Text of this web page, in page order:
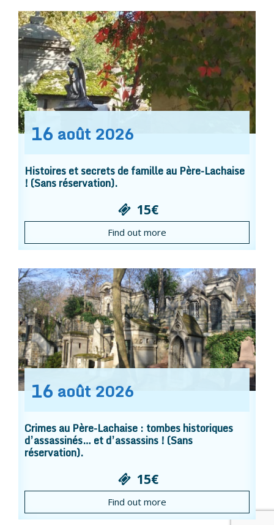
16 août 2026
Histoires et secrets de famille au Père-Lachaise
! (Sans réservation).
15€
Find out more
16 août 2026
Crimes au Père-Lachaise : tombes historiques
d’assassinés… et d’assassins ! (Sans
réservation).
15€
Find out more